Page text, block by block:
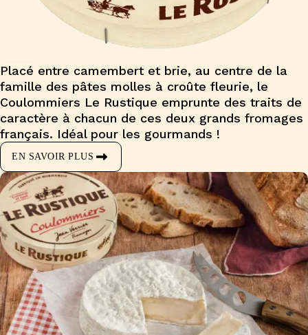
Placé entre camembert et brie, au centre de la
famille des pâtes molles à croûte fleurie, le
Coulommiers Le Rustique emprunte des traits de
caractère à chacun de ces deux grands fromages
français. Idéal pour les gourmands !
EN SAVOIR PLUS